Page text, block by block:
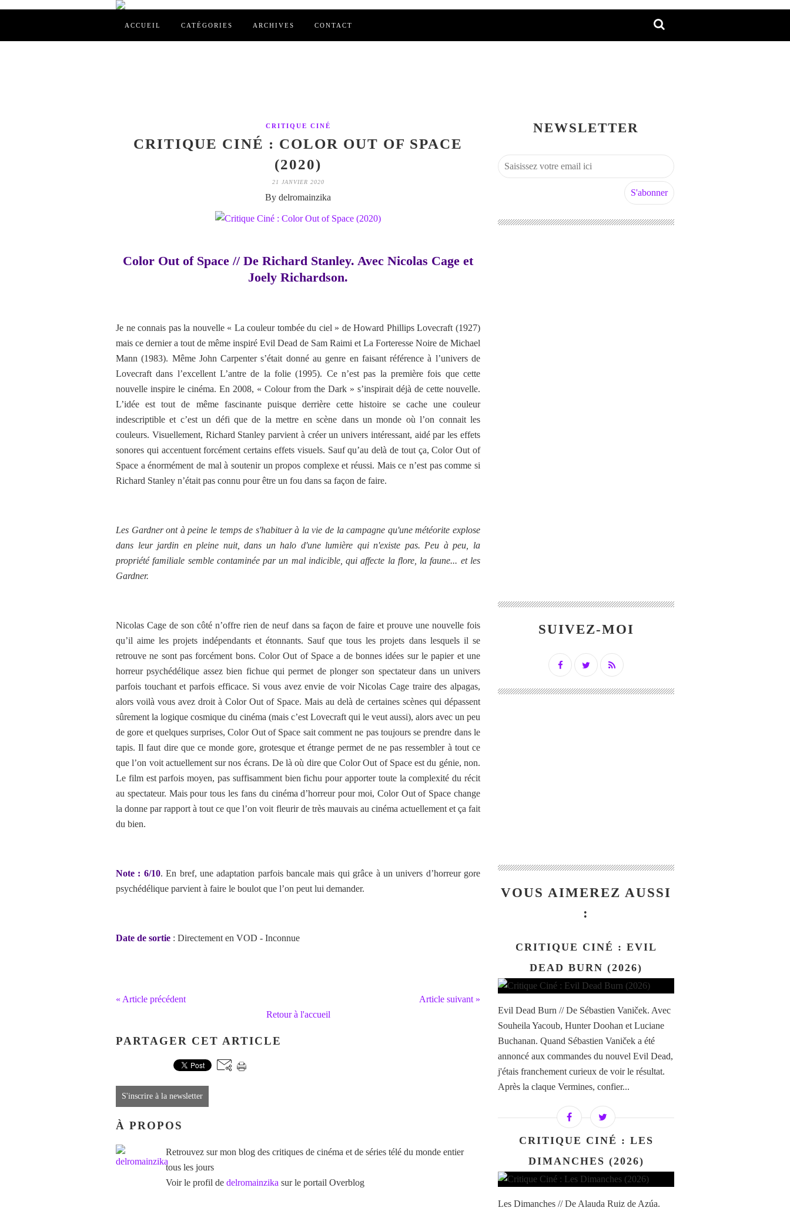
ACCUEIL CATÉGORIES ARCHIVES CONTACT
CRITIQUE CINÉ
CRITIQUE CINÉ : COLOR OUT OF SPACE
(2020)
21 JANVIER 2020
By delromainzika
Color Out of Space // De Richard Stanley. Avec Nicolas Cage et
Joely Richardson.
Je ne connais pas la nouvelle « La couleur tombée du ciel » de Howard Phillips Lovecraft (1927)
mais ce dernier a tout de même inspiré Evil Dead de Sam Raimi et La Forteresse Noire de Michael
Mann (1983). Même John Carpenter s’était donné au genre en faisant référence à l’univers de
Lovecraft dans l’excellent L’antre de la folie (1995). Ce n’est pas la première fois que cette
nouvelle inspire le cinéma. En 2008, « Colour from the Dark » s’inspirait déjà de cette nouvelle.
L’idée est tout de même fascinante puisque derrière cette histoire se cache une couleur
indescriptible et c’est un défi que de la mettre en scène dans un monde où l’on connait les
couleurs. Visuellement, Richard Stanley parvient à créer un univers intéressant, aidé par les effets
sonores qui accentuent forcément certains effets visuels. Sauf qu’au delà de tout ça, Color Out of
Space a énormément de mal à soutenir un propos complexe et réussi. Mais ce n’est pas comme si
Richard Stanley n’était pas connu pour être un fou dans sa façon de faire.
Les Gardner ont à peine le temps de s'habituer à la vie de la campagne qu'une météorite explose
dans leur jardin en pleine nuit, dans un halo d'une lumière qui n'existe pas. Peu à peu, la
propriété familiale semble contaminée par un mal indicible, qui affecte la flore, la faune... et les
Gardner.
Nicolas Cage de son côté n’offre rien de neuf dans sa façon de faire et prouve une nouvelle fois
qu’il aime les projets indépendants et étonnants. Sauf que tous les projets dans lesquels il se
retrouve ne sont pas forcément bons. Color Out of Space a de bonnes idées sur le papier et une
horreur psychédélique assez bien fichue qui permet de plonger son spectateur dans un univers
parfois touchant et parfois efficace. Si vous avez envie de voir Nicolas Cage traire des alpagas,
alors voilà vous avez droit à Color Out of Space. Mais au delà de certaines scènes qui dépassent
sûrement la logique cosmique du cinéma (mais c’est Lovecraft qui le veut aussi), alors avec un peu
de gore et quelques surprises, Color Out of Space sait comment ne pas toujours se prendre dans le
tapis. Il faut dire que ce monde gore, grotesque et étrange permet de ne pas ressembler à tout ce
que l’on voit actuellement sur nos écrans. De là où dire que Color Out of Space est du génie, non.
Le film est parfois moyen, pas suffisamment bien fichu pour apporter toute la complexité du récit
au spectateur. Mais pour tous les fans du cinéma d’horreur pour moi, Color Out of Space change
la donne par rapport à tout ce que l’on voit fleurir de très mauvais au cinéma actuellement et ça fait
du bien.
Note : 6/10. En bref, une adaptation parfois bancale mais qui grâce à un univers d’horreur gore
psychédélique parvient à faire le boulot que l’on peut lui demander.
Date de sortie : Directement en VOD - Inconnue
« Article précédent
Article suivant »
Retour à l'accueil
PARTAGER CET ARTICLE
S'inscrire à la newsletter
À PROPOS
Retrouvez sur mon blog des critiques de cinéma et de séries télé du monde entier
tous les jours
Voir le profil de delromainzika sur le portail Overblog
NEWSLETTER
SUIVEZ-MOI
VOUS AIMEREZ AUSSI
:
CRITIQUE CINÉ : EVIL
DEAD BURN (2026)
Evil Dead Burn // De Sébastien Vaniček. Avec
Souheila Yacoub, Hunter Doohan et Luciane
Buchanan. Quand Sébastien Vaniček a été
annoncé aux commandes du nouvel Evil Dead,
j'étais franchement curieux de voir le résultat.
Après la claque Vermines, confier...
CRITIQUE CINÉ : LES
DIMANCHES (2026)
Les Dimanches // De Alauda Ruiz de Azúa.